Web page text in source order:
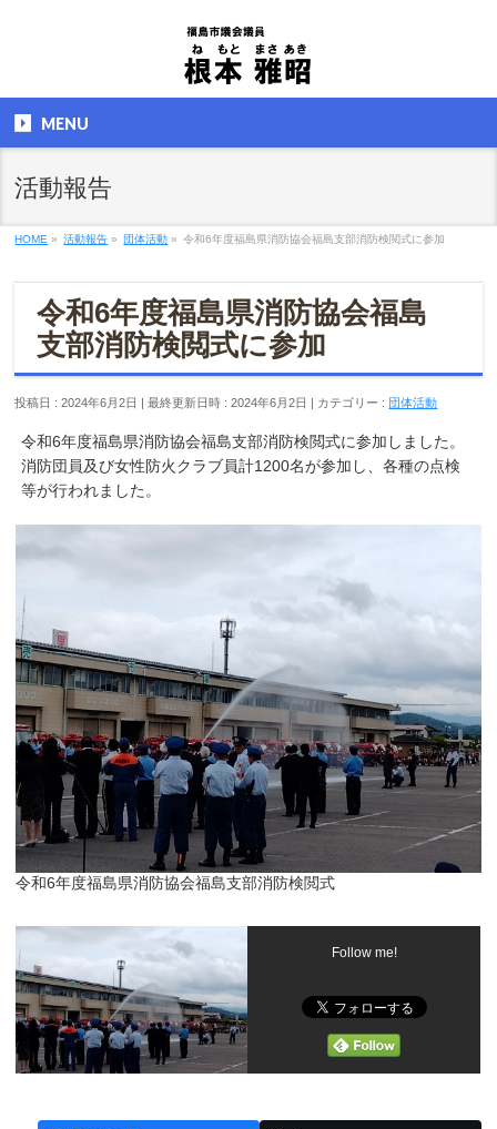
MENU
活動報告
HOME » 活動報告 » 団体活動 » 令和6年度福島県消防協会福島支部消防検閲式に参加
令和6年度福島県消防協会福島
支部消防検閲式に参加
投稿日 : 2024年6月2日 最終更新日時 : 2024年6月2日 カテゴリー : 団体活動
令和6年度福島県消防協会福島支部消防検閲式に参加しました。
消防団員及び女性防火クラブ員計1200名が参加し、各種の点検
等が行われました。
令和6年度福島県消防協会福島支部消防検閲式
Follow me!